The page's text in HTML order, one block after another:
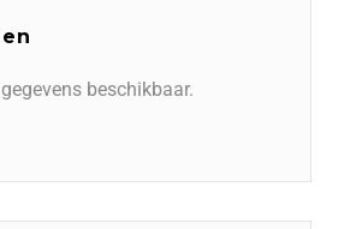
beschikbaar.